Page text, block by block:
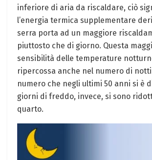
inferiore di aria da riscaldare, ciò
l’energia termica supplementare
serra porta ad un maggiore
piuttosto che di giorno. Questa
sensibilità delle temperature
ripercossa anche nel numero di
numero che negli ultimi 50 anni si è
giorni di freddo, invece, si sono
quarto.